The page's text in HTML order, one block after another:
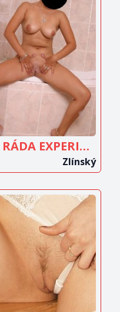
ZOBRAZIT
INZERÁT
MÁM RÁDA EXPERIMENTOVÁNÍ
Zlínský
ZOBRAZIT
INZERÁT